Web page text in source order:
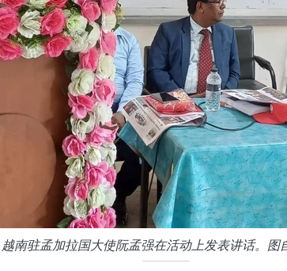
越南驻孟加拉国大使阮孟强在活动上发表讲话。图